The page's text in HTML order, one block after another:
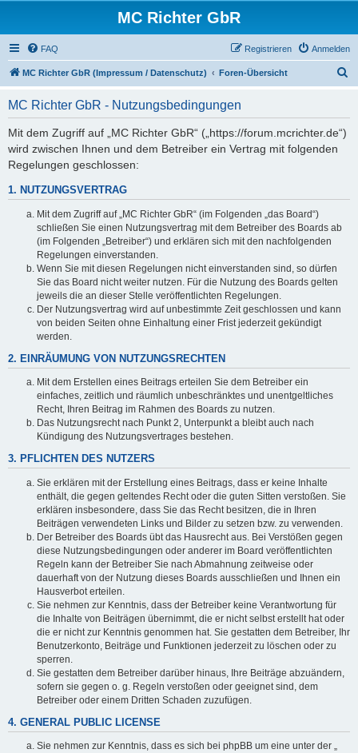
MC Richter GbR
FAQ Anmelden
Registrieren
MC Richter GbR (Impressum / Datenschutz) Foren-Übersicht
MC Richter GbR - Nutzungsbedingungen
Mit dem Zugriff auf „MC Richter GbR“ („https://forum.mcrichter.de“)
wird zwischen Ihnen und dem Betreiber ein Vertrag mit folgenden
Regelungen geschlossen:
1. NUTZUNGSVERTRAG
Mit dem Zugriff auf „MC Richter GbR“ (im Folgenden „das Board“)
schließen Sie einen Nutzungsvertrag mit dem Betreiber des Boards ab
(im Folgenden „Betreiber“) und erklären sich mit den nachfolgenden
Regelungen einverstanden.
Wenn Sie mit diesen Regelungen nicht einverstanden sind, so dürfen
Sie das Board nicht weiter nutzen. Für die Nutzung des Boards gelten
jeweils die an dieser Stelle veröffentlichten Regelungen.
Der Nutzungsvertrag wird auf unbestimmte Zeit geschlossen und kann
von beiden Seiten ohne Einhaltung einer Frist jederzeit gekündigt
werden.
2. EINRÄUMUNG VON NUTZUNGSRECHTEN
Mit dem Erstellen eines Beitrags erteilen Sie dem Betreiber ein
einfaches, zeitlich und räumlich unbeschränktes und unentgeltliches
Recht, Ihren Beitrag im Rahmen des Boards zu nutzen.
Das Nutzungsrecht nach Punkt 2, Unterpunkt a bleibt auch nach
Kündigung des Nutzungsvertrages bestehen.
3. PFLICHTEN DES NUTZERS
Sie erklären mit der Erstellung eines Beitrags, dass er keine Inhalte
enthält, die gegen geltendes Recht oder die guten Sitten verstoßen. Sie
erklären insbesondere, dass Sie das Recht besitzen, die in Ihren
Beiträgen verwendeten Links und Bilder zu setzen bzw. zu verwenden.
Der Betreiber des Boards übt das Hausrecht aus. Bei Verstößen gegen
diese Nutzungsbedingungen oder anderer im Board veröffentlichten
Regeln kann der Betreiber Sie nach Abmahnung zeitweise oder
dauerhaft von der Nutzung dieses Boards ausschließen und Ihnen ein
Hausverbot erteilen.
Sie nehmen zur Kenntnis, dass der Betreiber keine Verantwortung für
die Inhalte von Beiträgen übernimmt, die er nicht selbst erstellt hat oder
die er nicht zur Kenntnis genommen hat. Sie gestatten dem Betreiber, Ihr
Benutzerkonto, Beiträge und Funktionen jederzeit zu löschen oder zu
sperren.
Sie gestatten dem Betreiber darüber hinaus, Ihre Beiträge abzuändern,
sofern sie gegen o. g. Regeln verstoßen oder geeignet sind, dem
Betreiber oder einem Dritten Schaden zuzufügen.
4. GENERAL PUBLIC LICENSE
Sie nehmen zur Kenntnis, dass es sich bei phpBB um eine unter der „